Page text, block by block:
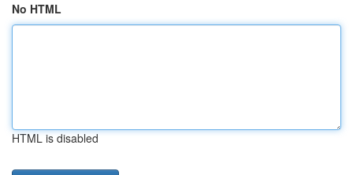
No HTML
HTML is disabled